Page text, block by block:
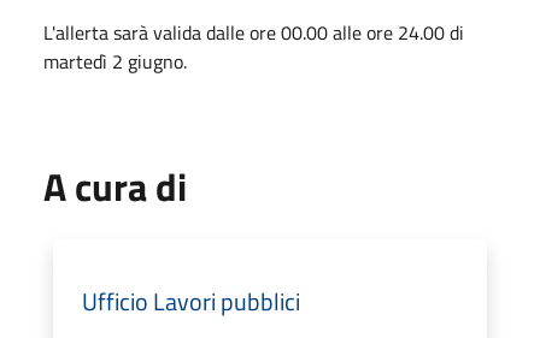
L'allerta sarà valida dalle ore 00.00 alle ore 24.00 di
martedì 2 giugno.
A cura di
Ufficio Lavori pubblici